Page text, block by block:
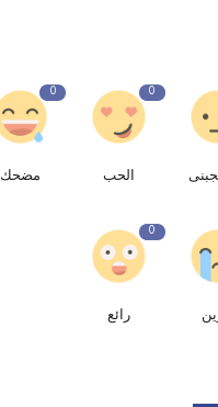
0
الحب
0
مضحك
0
رائع